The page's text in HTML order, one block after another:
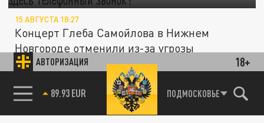
АВТОРИЗАЦИЯ 18+
85.64 BRENT ПОДМОСКОВЬЕ
15 АВГУСТА 18:27
Концерт Глеба Самойлова в Нижнем
Новгороде отменили из-за угрозы
минирования.